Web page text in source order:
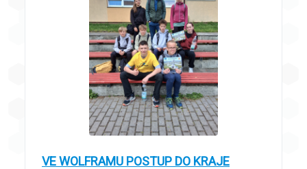
VE WOLFRAMU POSTUP DO KRAJE